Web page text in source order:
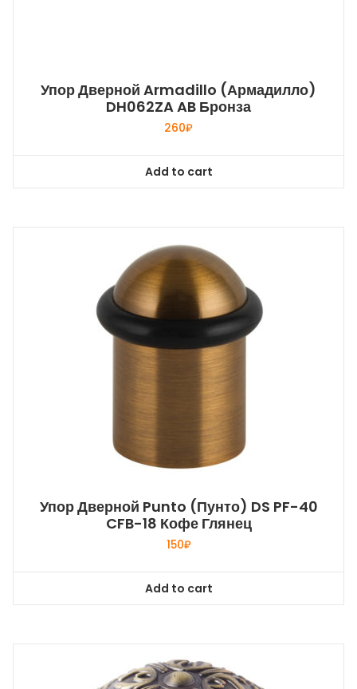
Упор Дверной Armadillo (Армадилло)
DH062ZA AB Бронза
260₽
Add to cart
Упор Дверной Punto (Пунто) DS PF-40
CFB-18 Кофе Глянец
150₽
Add to cart